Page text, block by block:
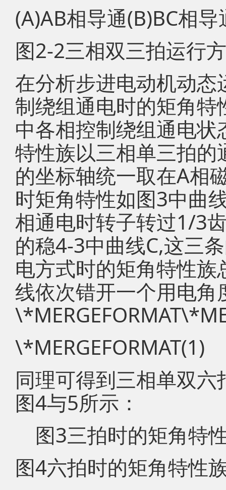
(A)AB相导通(B)BC相导
图2-2三相双三拍运行
在分析步进电动机动
制绕组通电时的矩角
中各相控制绕组通电
特性族以三相单三拍
的坐标轴统一取在A相
时矩角特性如图3中曲
相通电时转子转过1/3
的稳4-3中曲线C,这三
电方式时的矩角特性
线依次错开一个用电角
\*MERGEFORMAT(1)
同理可得到三相单双
图4与5所示：
图3三拍时的矩角特
图4六拍时的矩角特性